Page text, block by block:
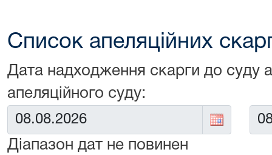
Список апеляційних
Дата надходження скарги до суду
апеляційного суду:
Від:
Діапазон дат не повинен
До: